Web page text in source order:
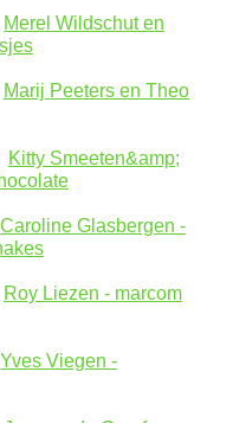
Merel Wildschut en
Marij Peeters en Theo
Kitty Smeeten&amp;
Caroline Glasbergen -
Roy Liezen - marcom
Yves Viegen -